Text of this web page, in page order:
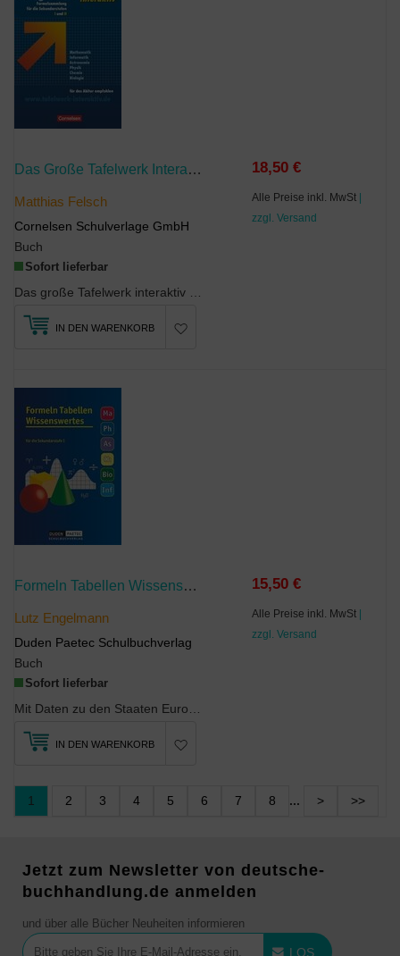
Das Große Tafelwerk Interaktiv - Formelsammlung Für Die Sekundarstufen I Und II - Allgemeine Ausgabe
Matthias Felsch
Cornelsen Schulverlage GmbH
Buch
Sofort lieferbar
18,50 €
Alle Preise inkl. MwSt |
zzgl. Versand
IN DEN WARENKORB
Formeln Tabellen Wissenswertes - Für Die Sekundarstufe I - Mathematik - Physik - Astronomie - Chemie - Biologie - Informatik
Lutz Engelmann
Duden Paetec Schulbuchverlag
Buch
Sofort lieferbar
15,50 €
Alle Preise inkl. MwSt |
zzgl. Versand
IN DEN WARENKORB
1 2 3 4 5 6 7 8 ... > >>
Jetzt zum Newsletter von deutsche-
buchhandlung.de anmelden
und über alle Bücher Neuheiten informieren
LOS